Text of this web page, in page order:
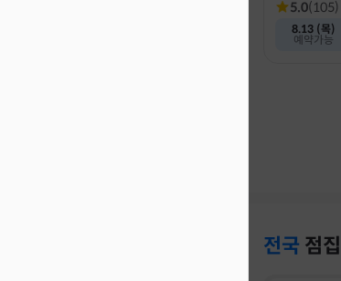
5.0(105)
8.13 (목)
예약가능
전국 점집